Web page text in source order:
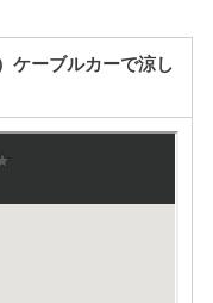
ケーブルカーで涼し